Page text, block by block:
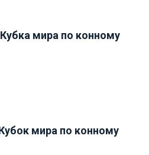
мира по конному
мира по конному